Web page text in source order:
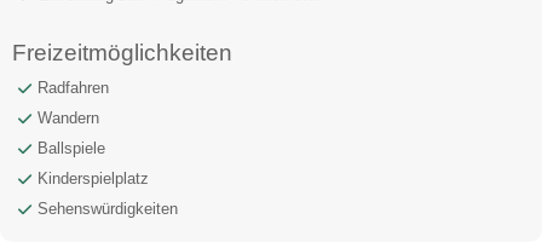
Freizeitmöglichkeiten
Radfahren
Wandern
Ballspiele
Kinderspielplatz
Sehenswürdigkeiten